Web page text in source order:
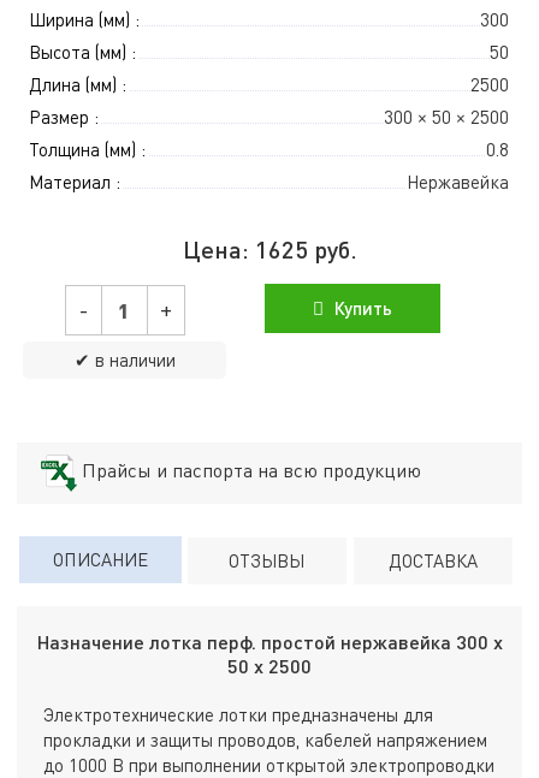
Ширина (мм) :
300
Высота (мм) :
50
Длина (мм) :
2500
Размер :
300 × 50 × 2500
Толщина (мм) :
0.8
Материал :
Нержавейка
Цена: 1625 руб.
- +
✔ в наличии
Купить
Прайсы и паспорта на всю продукцию
ОПИСАНИЕ ОТЗЫВЫ ДОСТАВКА
Назначение лотка перф. простой нержавейка 300 х
50 х 2500
Электротехнические лотки предназначены для
прокладки и защиты проводов, кабелей напряжением
до 1000 В при выполнении открытой электропроводки